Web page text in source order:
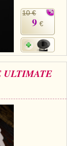
10 €
9 €
ULTIMATE